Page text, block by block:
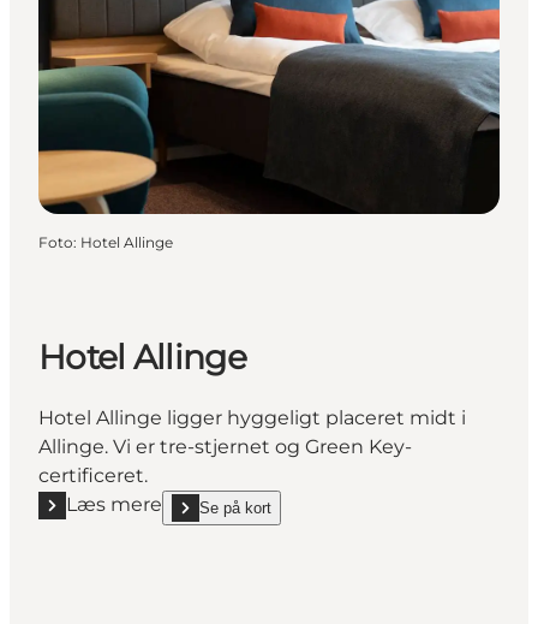
Foto: Hotel Allinge
Hotel Allinge
Hotel Allinge ligger hyggeligt placeret midt i
Allinge. Vi er tre-stjernet og Green Key-
certificeret.
Læs mere
Læs mere "Hotel Allinge"
Se på kort
show Hotel Allinge on_map